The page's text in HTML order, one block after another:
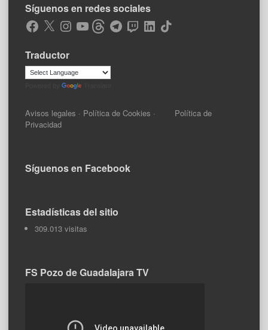
Síguenos en redes sociales
Facebook
X Instagram
YouTubeThreadsTelegramTwitchLinkedIn
TikTok
Traductor
Avisos legales · Política de Cookies · Política de
Privacidad
Síguenos en Facebook
Estadísticas del sitio
309.013 visitas
FS Pozo de Guadalajara TV